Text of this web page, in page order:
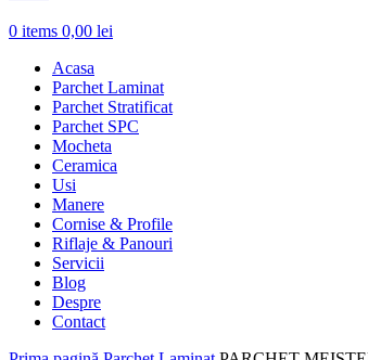
0 items 0,00 lei
Acasa
Parchet Laminat
Parchet Stratificat
Parchet SPC
Mocheta
Ceramica
Usi
Manere
Cornise & Profile
Riflaje & Panouri
Servicii
Blog
Despre
Contact